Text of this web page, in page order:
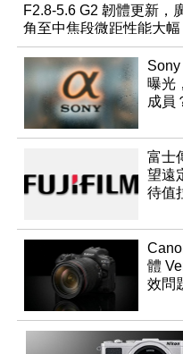
F2.8-5.6 G2 韌體更新，
角至中焦段微距性能大幅
升級
Sony
曝光
成員
富士
望遠
待值
體
效問